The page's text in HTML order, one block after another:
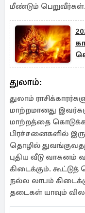
மீண்டும் பெறுவீர்கள்.
துலாம்:
துலாம்
மாற்றமானது
மாற்றத்தை
பிரச்சனைகளில்
தொழில்
புதிய வீடு
கிடைக்கும்.
நல்ல லாபம்
தடைகள் யாவும்